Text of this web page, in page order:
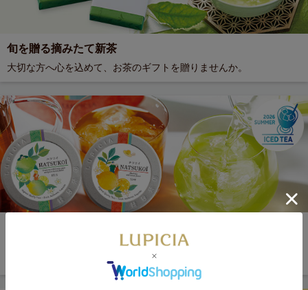
旬を贈る摘みたて新茶
大切な方へ心を込めて、お茶のギフトを贈りませんか。
冷たいお茶がうれしい季節。初夏の定番、柑橘の香りの「ハツコイ
＆ナツコイ」で涼みませんか？